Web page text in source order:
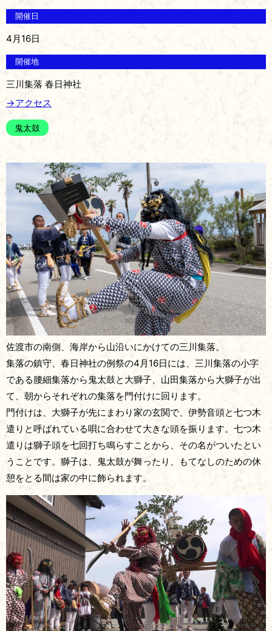
開催日
4月16日
開催地
三川集落 春日神社
→アクセス
鬼太鼓
佐渡市の南側、海岸から山沿いにかけての三川集落。
集落の鎮守、春日神社の例祭の4月16日には、三川集落の小字
である腰細集落から鬼太鼓と大獅子、山田集落から大獅子が出
て、朝からそれぞれの集落を門付けに回ります。
門付けは、大獅子が先にまわり家の玄関で、伊勢音頭と七つ木
遣りと呼ばれている唄に合わせて大きな頭を振ります。七つ木
遣りは獅子頭を七回打ち鳴らすことから、その名がついたとい
うことです。獅子は、鬼太鼓が舞ったり、もてなしのための休
憩をとる間は家の中に飾られます。